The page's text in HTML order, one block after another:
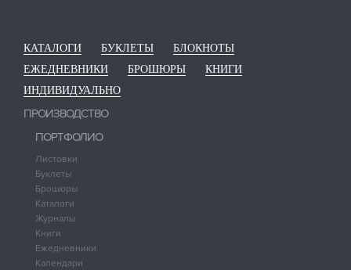
КАТАЛОГИ БУКЛЕТЫ
БЛОКНОТЫ
ЕЖЕДНЕВНИКИ
БРОШЮРЫ
КНИГИ
ИНДИВИДУАЛЬНО
ПРОИЗВОДСТВО
ПОРТФОЛИО
Листовки
Буклеты
Брошюры
Каталоги
Журналы
Книги
Ежедневники
Календари